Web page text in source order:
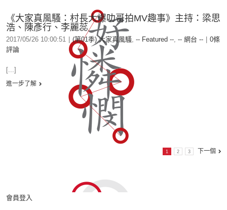
《大家真風騷：村長大爆叻哥拍MV趣事》主持：梁思
浩、陳彥行、李麗蕊
2017/05/26 10:00:51 (第01季) 大家真風騷, -- Featured --, -- 網台 --
0條
評論
[...]
進一步了解
1 2 3 下一個
會員登入